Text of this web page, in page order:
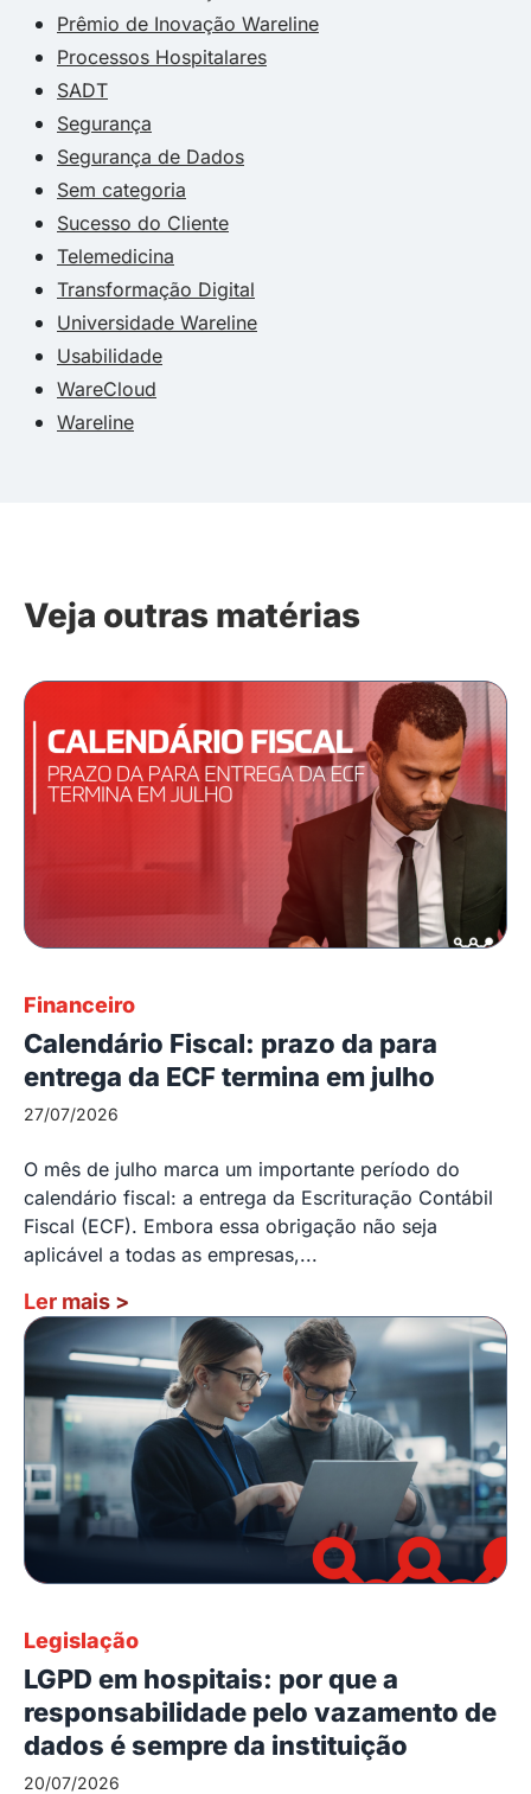
Prêmio de Inovação Wareline
Processos Hospitalares
SADT
Segurança
Segurança de Dados
Sem categoria
Sucesso do Cliente
Telemedicina
Transformação Digital
Universidade Wareline
Usabilidade
WareCloud
Wareline
Veja outras matérias
Financeiro
Calendário Fiscal: prazo da para
entrega da ECF termina em julho
27/07/2026
O mês de julho marca um importante período do
calendário fiscal: a entrega da Escrituração Contábil
Fiscal (ECF). Embora essa obrigação não seja
aplicável a todas as empresas,...
Ler mais >
Legislação
LGPD em hospitais: por que a
responsabilidade pelo vazamento de
dados é sempre da instituição
20/07/2026